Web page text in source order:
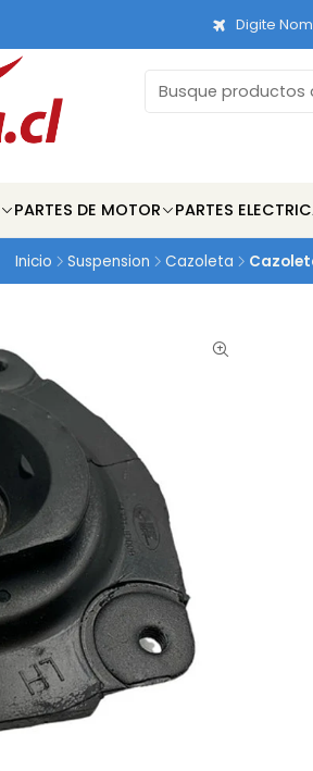
PARTES DE MOTOR PARTES
Digite
Inicio Suspension Cazoleta